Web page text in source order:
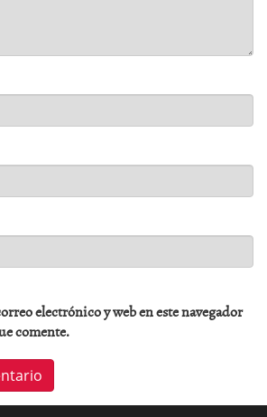
electrónico y web en este navegador
comente.